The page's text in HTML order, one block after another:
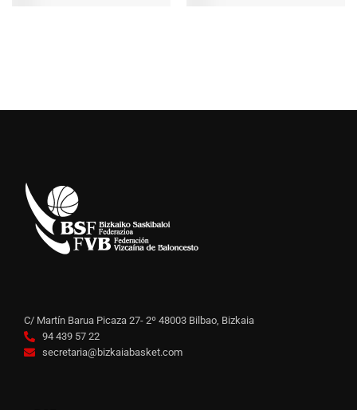
C/ Martín Barua Picaza 27- 2º 48003 Bilbao, Bizkaia
94 439 57 22
secretaria@bizkaiabasket.com